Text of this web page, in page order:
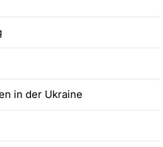
in der Ukraine